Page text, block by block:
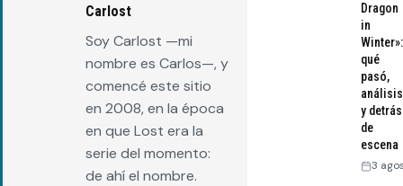
Carlost
Soy Carlost —mi
nombre es Carlos—, y
comencé este sitio
en 2008, en la época
en que Lost era la
serie del momento:
de ahí el nombre.
Dragon
in
Winter»:
qué
pasó,
análisis
y detrás
de
escena
3